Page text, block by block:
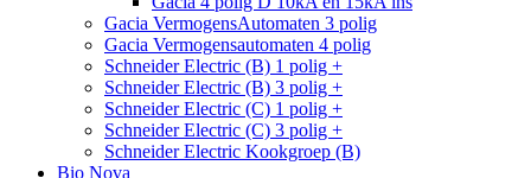
Gacia VermogensAutomaten 3 polig
Gacia Vermogensautomaten 4 polig
Schneider Electric (B) 1 polig +
Schneider Electric (B) 3 polig +
Schneider Electric (C) 1 polig +
Schneider Electric (C) 3 polig +
Schneider Electric Kookgroep (B)
Bio Nova